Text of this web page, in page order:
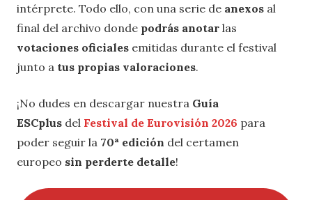
intérprete. Todo ello, con una serie de anexos al
final del archivo donde podrás anotar las
votaciones oficiales emitidas durante el festival
junto a tus propias valoraciones.
¡No dudes en descargar nuestra Guía
ESCplus del Festival de Eurovisión 2026 para
poder seguir la 70ª edición del certamen
europeo sin perderte detalle!